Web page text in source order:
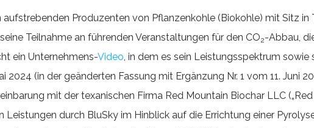
Produzenten von Pflanzenkohle (Biokohle) mit Sitz in
Teilnahme an führenden Veranstaltungen für den CO2-Abbau,
ein Unternehmens-Video, in dem es sein Leistungsspektrum sowie
2024 (in der geänderten Fassung mit Ergänzung Nr. 1 vom 11. Juni
mit der texanischen Firma Red Mountain Biochar LLC
Leistungen durch BluSky im Hinblick auf die Errichtung einer